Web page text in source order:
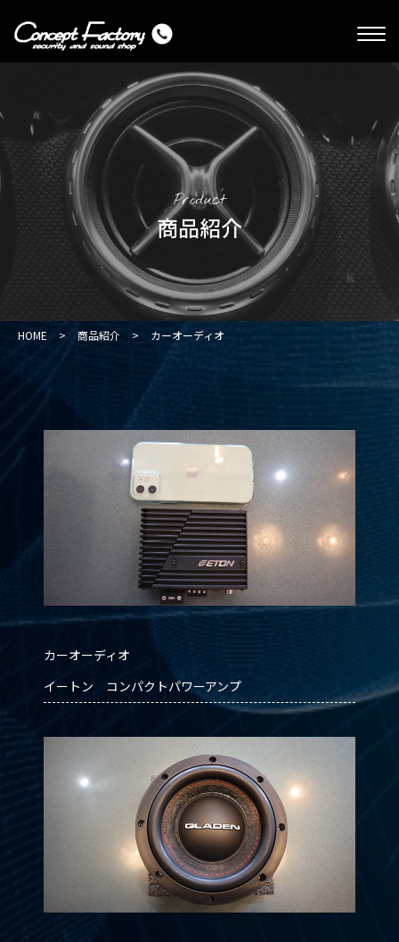
Product
商品紹介
HOME > 商品紹介 > カーオーディオ
カーオーディオ
イートン コンパクトパワーアンプ